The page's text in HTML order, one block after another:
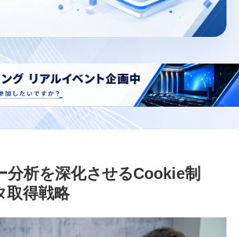
分析を深化させるCookie制
取得戦略